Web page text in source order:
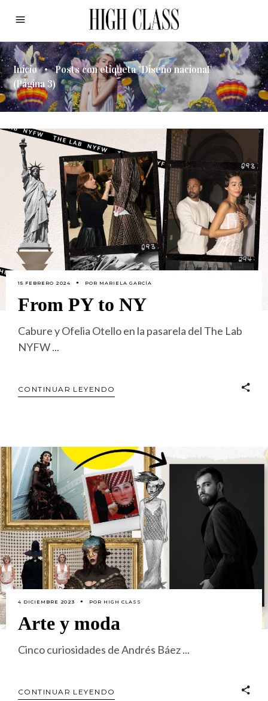
Inicio • Posts con etiqueta "Diseño nacional"
(Página 3)
15 FEBRERO 2024 POR MARIELA GARCÍA
From PY to NY
Cabure y Ofelia Otello en la pasarela del The Lab
NYFW
CONTINUAR LEYENDO
4 DICIEMBRE 2023 POR HIGH CLASS
Arte y moda
Cinco curiosidades de Andrés Báez
CONTINUAR LEYENDO